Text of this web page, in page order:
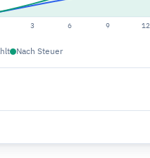
3 6 9 12
Nach Steuer